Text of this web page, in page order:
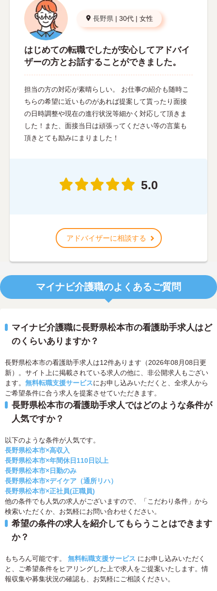
長野県 | 30代 | 女性
はじめての転職でしたが安心してアドバイ
ザーの方とお話することができました。
担当の方の対応が素晴らしい。 お仕事の紹介も随時こ
ちらの希望に近いものがあれば提案して貰ったり面接
の日時調整や現在の進行状況等細かく対応して頂きま
した！また、面接当日は頑張ってください等の言葉も
頂きとても励みにまりました！
5.0
アドバイザーに相談する
マイナビ介護職のよくあるご質問
マイナビ介護職に長野県松本市の看護助手求人はど
のくらいありますか？
長野県松本市の看護助手求人は12件あります（2026年08月08日更
新）。サイト上に掲載されている求人の他に、非公開求人もござい
ます。 無料転職支援サービスにお申し込みいただくと、全求人から
ご希望条件に合う求人を提案させていただきます。
長野県松本市の看護助手求人ではどのような条件が
人気ですか？
以下のような条件が人気です。
長野県松本市×高収入
長野県松本市×年間休日110日以上
長野県松本市×日勤のみ
長野県松本市×デイケア（通所リハ）
長野県松本市×正社員(正職員)
他の条件でも人気の求人がございますので、「こだわり条件」から
検索いただくか、お気軽にお問い合わせください。
希望の条件の求人を紹介してもらうことはできます
か？
もちろん可能です。 無料転職支援サービス にお申し込みいただく
と、ご希望条件をヒアリングした上で求人をご提案いたします。情
報収集や募集状況の確認も、お気軽にご相談ください。